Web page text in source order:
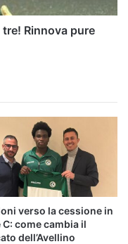
Rinnova pure
verso la cessione in
C: come cambia il
dell’Avellino